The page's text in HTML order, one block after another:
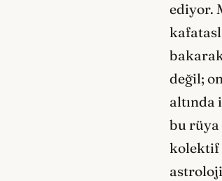
ediyor.
değil;
altında
bu rüya
kolektif